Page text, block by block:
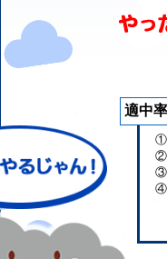
適中
①
②
③
④